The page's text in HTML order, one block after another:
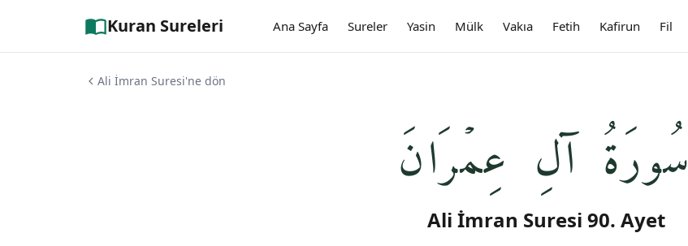
Kuran Sureleri Ana Sayfa Sureler Yasin Mülk Vakıa Fetih Kafirun Fil
Ali İmran Suresi'ne dön
سُورَةُ آلِ عِمۡرَانَ
Ali İmran Suresi 90. Ayet